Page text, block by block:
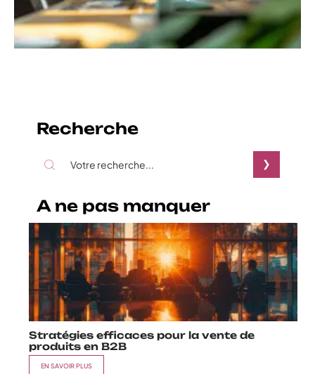
Recherche
A ne pas manquer
Stratégies efficaces pour la vente de
produits en B2B
EN SAVOIR PLUS